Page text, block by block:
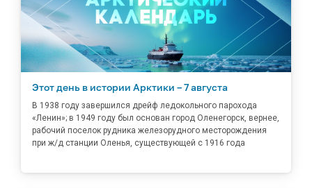
Этот день в истории Арктики – 7 августа
В 1938 году завершился дрейф ледокольного парохода
«Ленин»; в 1949 году был основан город Оленегорск, вернее,
рабочий поселок рудника железорудного месторождения
при ж/д станции Оленья, существующей с 1916 года